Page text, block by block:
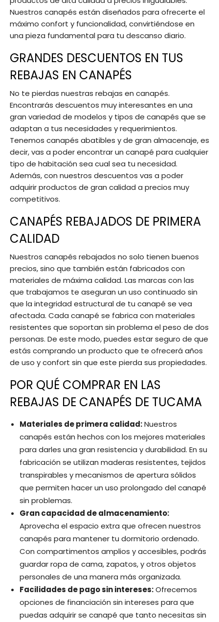
Nuestros canapés están diseñados para ofrecerte el
máximo confort y funcionalidad, convirtiéndose en
una pieza fundamental para tu descanso diario.
GRANDES DESCUENTOS EN TUS
REBAJAS EN CANAPÉS
No te pierdas nuestras rebajas en canapés.
Encontrarás descuentos muy interesantes en una
gran variedad de modelos y tipos de canapés que se
adaptan a tus necesidades y requerimientos.
Tenemos canapés abatibles y de gran almacenaje, es
decir, vas a poder encontrar un canapé para cualquier
tipo de habitación sea cual sea tu necesidad.
Además, con nuestros descuentos vas a poder
adquirir productos de gran calidad a precios muy
competitivos.
CANAPÉS REBAJADOS DE PRIMERA
CALIDAD
Nuestros canapés rebajados no solo tienen buenos
precios, sino que también están fabricados con
materiales de máxima calidad. Las marcas con las
que trabajamos te aseguran un uso continuado sin
que la integridad estructural de tu canapé se vea
afectada. Cada canapé se fabrica con materiales
resistentes que soportan sin problema el peso de dos
personas. De este modo, puedes estar seguro de que
estás comprando un producto que te ofrecerá años
de uso y confort sin que este pierda sus propiedades.
POR QUÉ COMPRAR EN LAS
REBAJAS DE CANAPÉS DE TUCAMA
Materiales de primera calidad:Nuestros
canapés están hechos con los mejores materiales
para darles una gran resistencia y durabilidad. En su
fabricación se utilizan maderas resistentes, tejidos
transpirables y mecanismos de apertura sólidos
que permiten hacer un uso prolongado del canapé
sin problemas.
Gran capacidad de almacenamiento:
Aprovecha el espacio extra que ofrecen nuestros
canapés para mantener tu dormitorio ordenado.
Con compartimentos amplios y accesibles, podrás
guardar ropa de cama, zapatos, y otros objetos
personales de una manera más organizada.
Facilidades de pago sin intereses:Ofrecemos
opciones de financiación sin intereses para que
puedas adquirir se canapé que tanto necesitas sin